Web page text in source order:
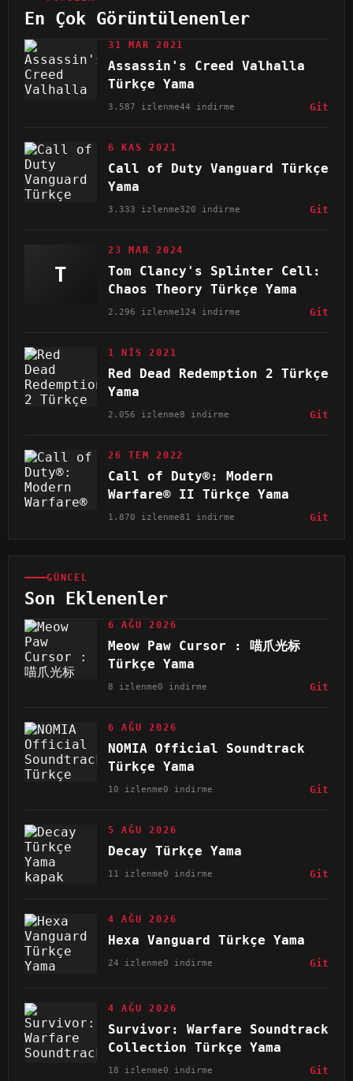
En Çok Görüntülenenler
31 MAR 2021
Assassin's Creed Valhalla
Türkçe Yama
3.587 izlenme44 indirme Git
6 KAS 2021
Call of Duty Vanguard Türkçe
Yama
3.333 izlenme320 indirme Git
T
23 MAR 2024
Tom Clancy's Splinter Cell:
Chaos Theory Türkçe Yama
2.296 izlenme124 indirme Git
1 NIS 2021
Red Dead Redemption 2 Türkçe
Yama
2.056 izlenme8 indirme Git
26 TEM 2022
Call of Duty®: Modern
Warfare® II Türkçe Yama
1.870 izlenme81 indirme Git
GÜNCEL
Son Eklenenler
6 AĞU 2026
Meow Paw Cursor : 喵爪光标
Türkçe Yama
8 izlenme0 indirme Git
6 AĞU 2026
NOMIA Official Soundtrack
Türkçe Yama
10 izlenme0 indirme Git
5 AĞU 2026
Decay Türkçe Yama
11 izlenme0 indirme Git
4 AĞU 2026
Hexa Vanguard Türkçe Yama
24 izlenme0 indirme Git
4 AĞU 2026
Survivor: Warfare Soundtrack
Collection Türkçe Yama
18 izlenme0 indirme Git